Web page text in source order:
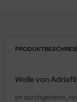
Wolle von
Im durchgehend